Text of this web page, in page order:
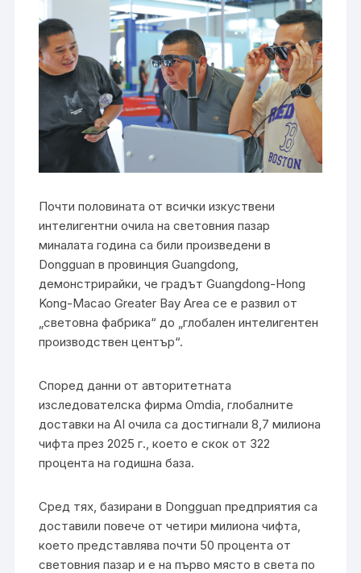
Почти половината от всички изкуствени
интелигентни очила на световния пазар
миналата година са били произведени в
Dongguan в провинция Guangdong,
демонстрирайки, че градът Guangdong-Hong
Kong-Macao Greater Bay Area се е развил от
„световна фабрика“ до „глобален интелигентен
производствен център“.
Според данни от авторитетната
изследователска фирма Omdia, глобалните
доставки на AI очила са достигнали 8,7 милиона
чифта през 2025 г., което е скок от 322
процента на годишна база.
Сред тях, базирани в Dongguan предприятия са
доставили повече от четири милиона чифта,
което представлява почти 50 процента от
световния пазар и е на първо място в света по